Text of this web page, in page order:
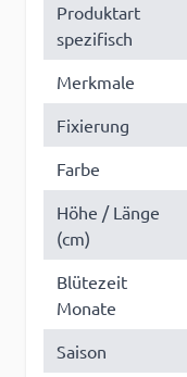
Produktart
spezifisch
Merkmale
Fixierung
Farbe
Höhe / Länge
(cm)
Blütezeit
Monate
Saison